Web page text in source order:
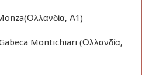
Α1)
Montichiari (Ολλανδία,